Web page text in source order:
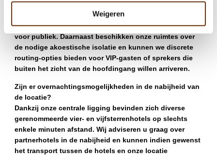
Weigeren
Hoe waarborgen jullie de privacy tijdens gevoelige
Bij exclusieve huur is de locatie volledig afgesloten
voor publiek. Daarnaast beschikken onze ruimtes over
de nodige akoestische isolatie en kunnen we discrete
routing-opties bieden voor VIP-gasten of sprekers die
buiten het zicht van de hoofdingang willen arriveren.
Zijn er overnachtingsmogelijkheden in de nabijheid van
de locatie?
Dankzij onze centrale ligging bevinden zich diverse
gerenommeerde vier- en vijfsterrenhotels op slechts
enkele minuten afstand. Wij adviseren u graag over
partnerhotels in de nabijheid en kunnen indien gewenst
het transport tussen de hotels en onze locatie